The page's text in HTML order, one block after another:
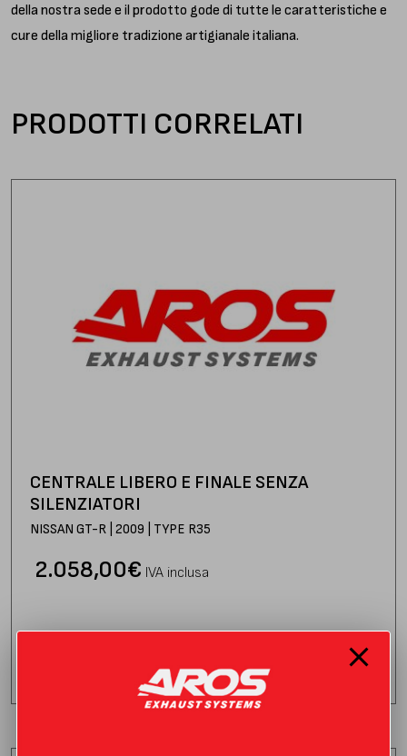
della nostra sede e il prodotto gode di tutte le caratteristiche e
cure della migliore tradizione artigianale italiana.
PRODOTTI CORRELATI
CENTRALE LIBERO E FINALE SENZA
SILENZIATORI
NISSAN GT-R | 2009 | TYPE R35
€
2.058,00 IVA inclusa
Consegna stimata:venerdì 21 agosto
AGGIUNGI AL CARRELLO